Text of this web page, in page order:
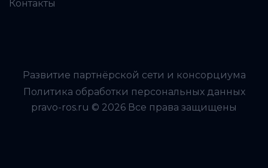
Контакты
Развитие партнёрской сети и консорциума
Политика обработки персональных данных
pravo-ros.ru © 2026 Все права защищены